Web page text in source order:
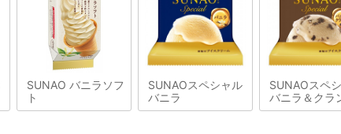
SUNAO バニラソフ
ト
SUNAOスペシャル
バニラ
SUNAOスペ
バニラ＆クラ